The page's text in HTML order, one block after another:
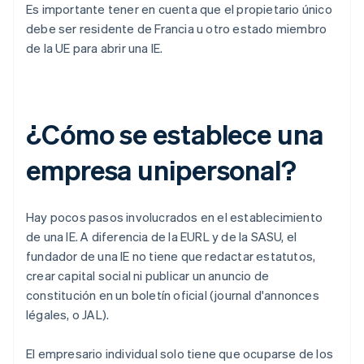
Es importante tener en cuenta que el propietario único
debe ser residente de Francia u otro estado miembro
de la UE para abrir una IE.
¿Cómo se establece una
empresa unipersonal?
Hay pocos pasos involucrados en el establecimiento
de una IE. A diferencia de la EURL y de la SASU, el
fundador de una IE no tiene que redactar estatutos,
crear capital social ni publicar un anuncio de
constitución en un boletín oficial (journal d'annonces
légales, o JAL).
El empresario individual solo tiene que ocuparse de los